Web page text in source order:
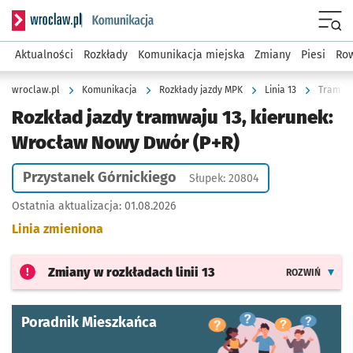
Serwis informacyjny wroclaw.pl podserwis: Komunikacja
Aktualności Rozkłady Komunikacja miejska Zmiany Piesi
wroclaw.pl Komunikacja Rozkłady jazdy MPK Linia 13
Rozkład jazdy tramwaju 13, kierunek:
Wrocław Nowy Dwór (P+R)
Przystanek Górnickiego Słupek: 20804
Ostatnia aktualizacja: 01.08.2026
Linia zmieniona
Zmiany w rozkładach linii 13 ROZWIŃ
Poradnik Mieszkańca